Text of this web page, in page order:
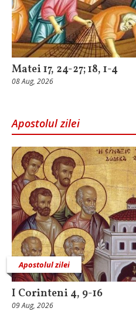
Matei 17, 24-27; 18, 1-4
08 Aug, 2026
Apostolul zilei
Apostolul zilei
I Corinteni 4, 9-16
09 Aug, 2026